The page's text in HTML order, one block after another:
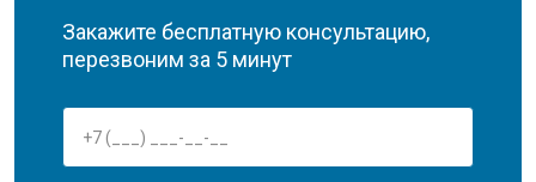
Закажите бесплатную консультацию,
перезвоним за 5 минут